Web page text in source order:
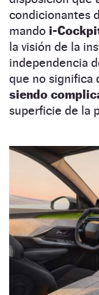
condicionantes
mando i-
la visión de la
independencia
que no significa
siendo
superficie de la